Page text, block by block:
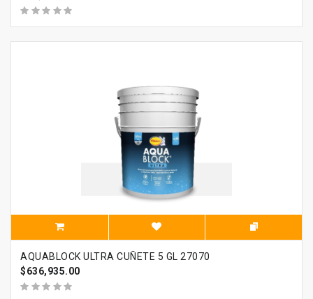
AQUABLOCK ULTRA CUÑETE 5 GL 27070
$636,935.00